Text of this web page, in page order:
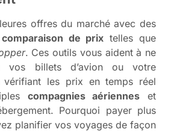
offres du marché avec des
de prix telles que
. Ces outils vous aident à ne
vos billets d’avion ou votre
vérifiant les prix en temps réel
compagnies aériennes et
Pourquoi payer plus
planifier vos voyages de façon